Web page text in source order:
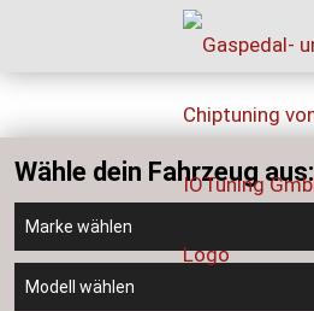
Wähle dein Fahrzeug aus: